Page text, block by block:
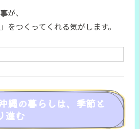
が、
をつくってくれる気がします。
縄の暮らしは、季節と
進む